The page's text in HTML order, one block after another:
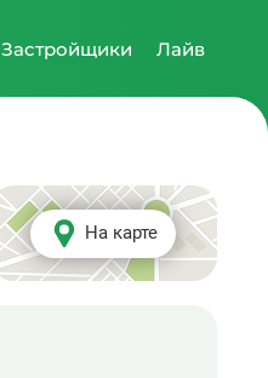
Застройщики Лайв
На карте